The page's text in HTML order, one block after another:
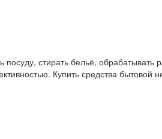
стирать бельё,
Купить средства